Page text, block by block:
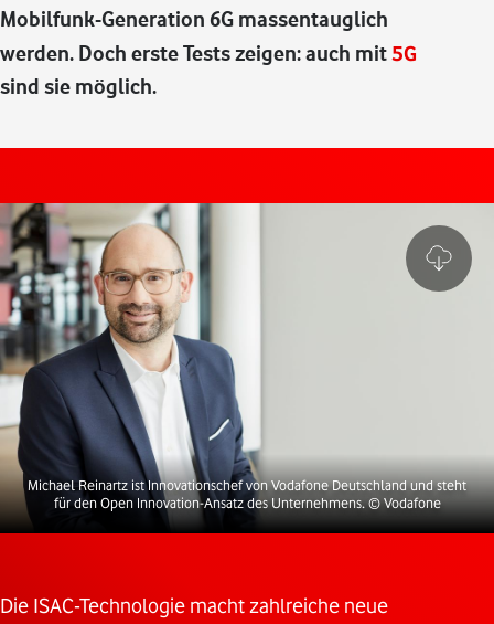
Mobilfunk-Generation 6G massentauglich
werden. Doch erste Tests zeigen: auch mit5G
sind sie möglich.
Michael Reinartz ist Innovationschef von Vodafone Deutschland und steht
für den Open Innovation-Ansatz des Unternehmens. © Vodafone
Die ISAC-Technologie macht zahlreiche neue